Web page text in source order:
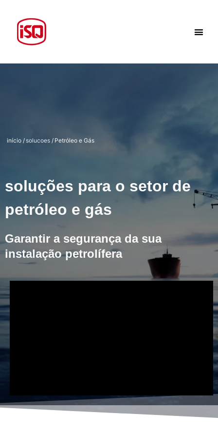
início / solucoes / Petróleo e Gás
soluções para o setor de
petróleo e gás
Garantir a segurança da sua
instalação petrolífera